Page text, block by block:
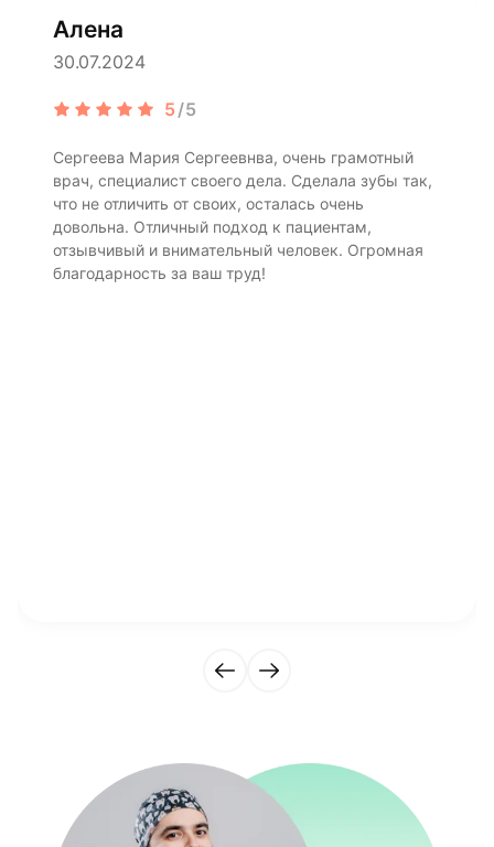
Алена
30.07.2024
5/5
Сергеева Мария Сергеевнва, очень грамотный
врач, специалист своего дела. Сделала зубы так,
что не отличить от своих, осталась очень
довольна. Отличный подход к пациентам,
отзывчивый и внимательный человек. Огромная
благодарность за ваш труд!